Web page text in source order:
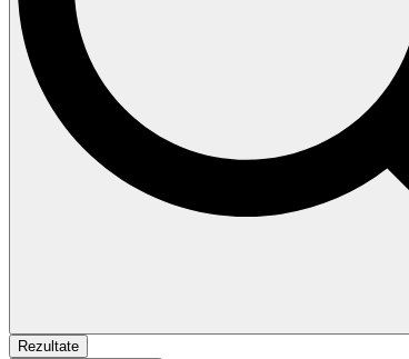
Rezultate